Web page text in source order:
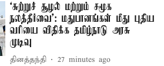
‘சுற்றுச் சூழல் மற்றும் சமூக
நலத்தீர்வை’: மதுபானங்கள் மீது புதிய
வரியை விதிக்க தமிழ்நாடு அரசு
முடிவு
தினத்தந்தி 27 minutes ago